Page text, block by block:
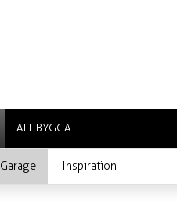
Garage Inspiration
ATT BYGGA